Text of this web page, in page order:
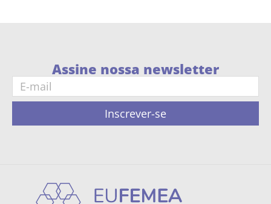
Assine nossa newsletter
Inscrever-se